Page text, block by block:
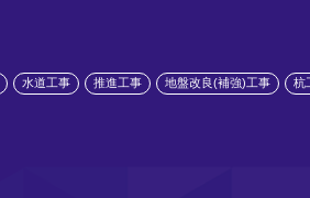
水道工事 推進工事 地盤改良(補強)工事 杭